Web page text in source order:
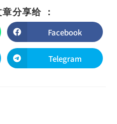
分享给 ：
Facebook
Telegram